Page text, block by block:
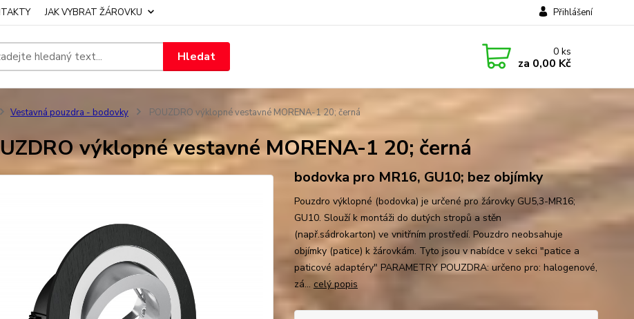
JAK VYBRAT ŽÁROVKU Přihlášení
Hledat 0ks
za 0,00 Kč
Vestavná pouzdra - bodovky POUZDRO výklopné vestavné MORENA-1 20; černá
výklopné vestavné MORENA-1 20; černá
bodovka pro MR16, GU10; bez objímky
Pouzdro výklopné (bodovka) je určené pro žárovky GU5,3-MR16;
GU10. Slouží k montáži do dutých stropů a stěn
(např.sádrokarton) ve vnitřním prostředí. Pouzdro neobsahuje
objímky (patice) k žárovkám. Tyto jsou v nabídce v sekci "patice a
paticové adaptéry" PARAMETRY POUZDRA: určeno pro: halogenové,
zá... celý popis